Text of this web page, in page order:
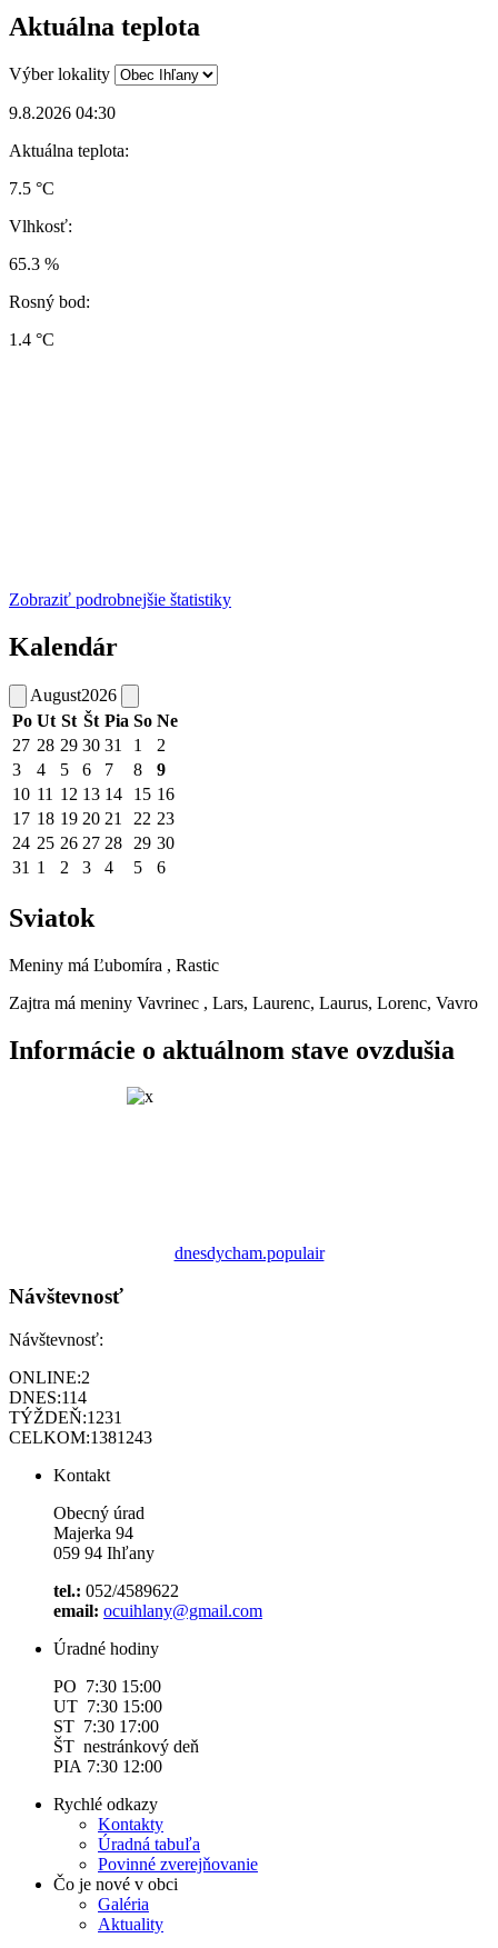
Aktuálna teplota
Výber lokality
9.8.2026 04:30
Aktuálna teplota:
7.5 °C
Vlhkosť:
65.3 %
Rosný bod:
1.4 °C
Zobraziť podrobnejšie štatistiky
Kalendár
August2026
Po Ut St Št Pia So Ne
27 28 29 30 31 1
2
3
4 5 6 7 8
9
10 11 12 13 14 15 16
17 18 19 20 21 22 23
24 25 26 27 28 29 30
31 1 2 3 4 5 6
Sviatok
Meniny má Ľubomíra , Rastic
Zajtra má meniny Vavrinec , Lars, Laurenc, Laurus, Lorenc, Vavro
Informácie o aktuálnom stave ovzdušia
dnesdycham.populair
Návštevnosť
Návštevnosť:
ONLINE:2
DNES:114
TÝŽDEŇ:1231
CELKOM:1381243
Kontakt
Obecný úrad
Majerka 94
059 94 Ihľany
tel.: 052/4589622
email: ocuihlany@gmail.com
Úradné hodiny
PO 7:30 15:00
UT 7:30 15:00
ST 7:30 17:00
ŠT nestránkový deň
PIA 7:30 12:00
Rychlé odkazy
Kontakty
Úradná tabuľa
Povinné zverejňovanie
Čo je nové v obci
Galéria
Aktuality